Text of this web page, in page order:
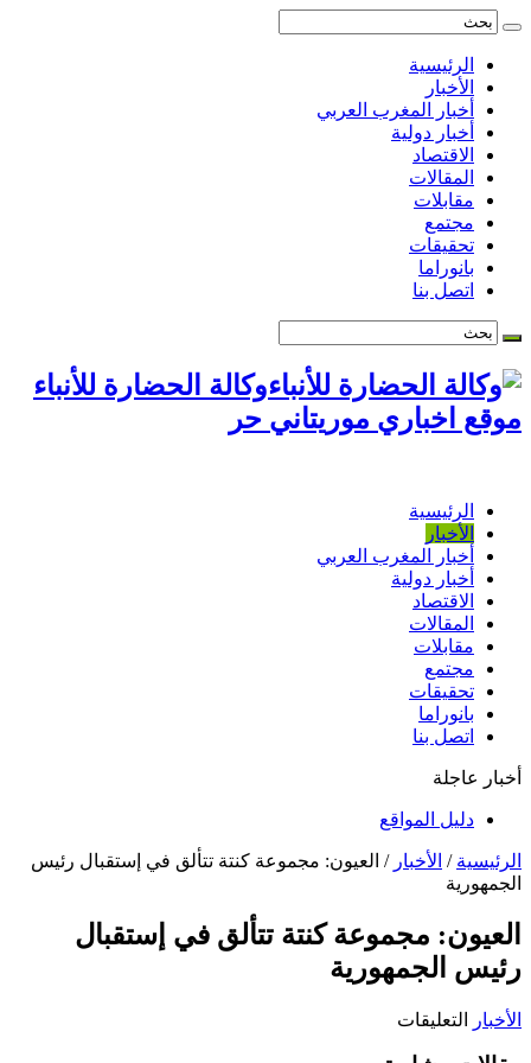
الرئيسية
الأخبار
أخبار المغرب العربي
أخبار دولية
الاقتصاد
المقالات
مقابلات
مجتمع
تحقيقات
بانوراما
اتصل بنا
وكالة الحضارة للأنباء
موقع اخباري موريتاني حر
الرئيسية
الأخبار
أخبار المغرب العربي
أخبار دولية
الاقتصاد
المقالات
مقابلات
مجتمع
تحقيقات
بانوراما
اتصل بنا
أخبار عاجلة
دليل المواقع
الرئيسية / الأخبار / العيون: مجموعة كنتة تتألق في إستقبال رئيس
الجمهورية
العيون: مجموعة كنتة تتألق في إستقبال
رئيس الجمهورية
الأخبار التعليقات